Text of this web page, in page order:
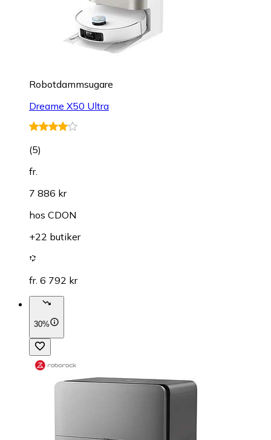
Robotdammsugare
Dreame X50 Ultra
(5)
fr.
7 886 kr
hos CDON
+22 butiker
fr. 6 792 kr
30%